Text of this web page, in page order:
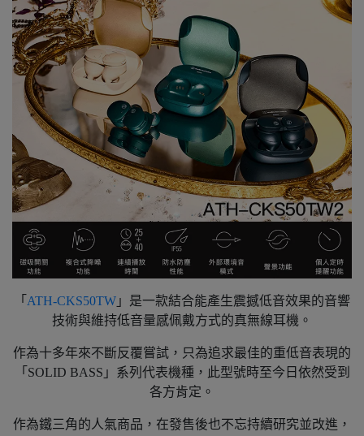
「 ATH-CKS50TW 」是一款結合能產生震撼低音效果的音響
技術與維持低音量感佩戴方式的真無線耳機。
作為十多年來不斷反覆嘗試，只為追求最佳的重低音表現的
「SOLID BASS」系列代表機種，此型號時至今日依然受到
各方肯定。
作為鐵三角的人氣商品，在發售後也不忘持續研究並改進，